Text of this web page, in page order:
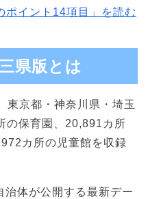
ポイント14項目」を読む
県版とは
東京都・神奈川県・埼玉
の保育園、20,891カ所
カ所の児童館を収録
体が公開する最新デー